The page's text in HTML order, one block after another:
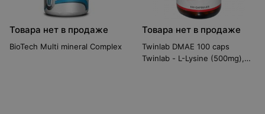
Товара нет в продаже
BioTech Multi mineral Complex
Товара нет в продаже
Twinlab DMAE 100 caps
Twinlab - L-Lysine (500mg),